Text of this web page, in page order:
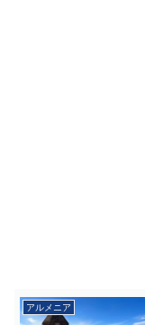
アルメニア